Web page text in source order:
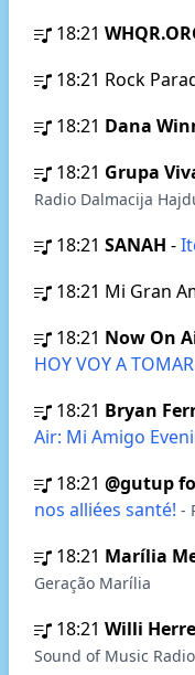
18:21
18:21 Rock
18:21 Dana
18:21 Grupa
Radio Dalmacija
18:21 SANAH -
18:21 Mi Gran
18:21 Now On
HOY VOY A TOMAR
18:21 Bryan
Air: Mi Amigo
18:21 @gutup
nos alliées santé! -
18:21 Marília
Geração Marília
18:21 Willi
Sound of Music Radio